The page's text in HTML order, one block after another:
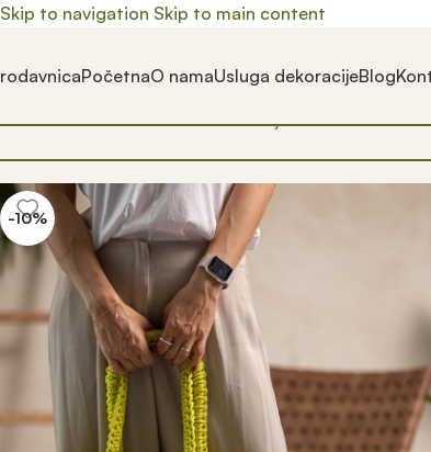
Skip to navigation Skip to main content
PočetnaO namaUsluga dekoracijeBlog
Почетна/ Prodavnica/ Product Boja/ Citrus zelena
-10%